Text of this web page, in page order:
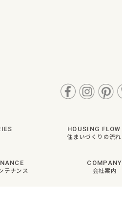
HOUSING FLOW
住まいづくりの流れ
テナンス
COMPANY
会社案内